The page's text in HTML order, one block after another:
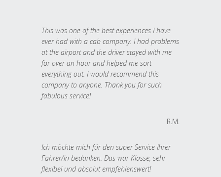
This was one of the best experiences I have
ever had with a cab company. I had problems
at the airport and the driver stayed with me
for over an hour and helped me sort
everything out. I would recommend this
company to anyone. Thank you for such
fabulous service!
R.M.
Ich möchte mich für den super Service Ihrer
Fahrer/in bedanken. Das war Klasse, sehr
flexibel und absolut empfehlenswert!